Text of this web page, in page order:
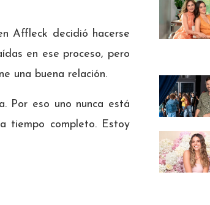
Affleck decidió hacerse
en ese proceso, pero
una buena relación.
Por eso uno nunca está
tiempo completo. Estoy